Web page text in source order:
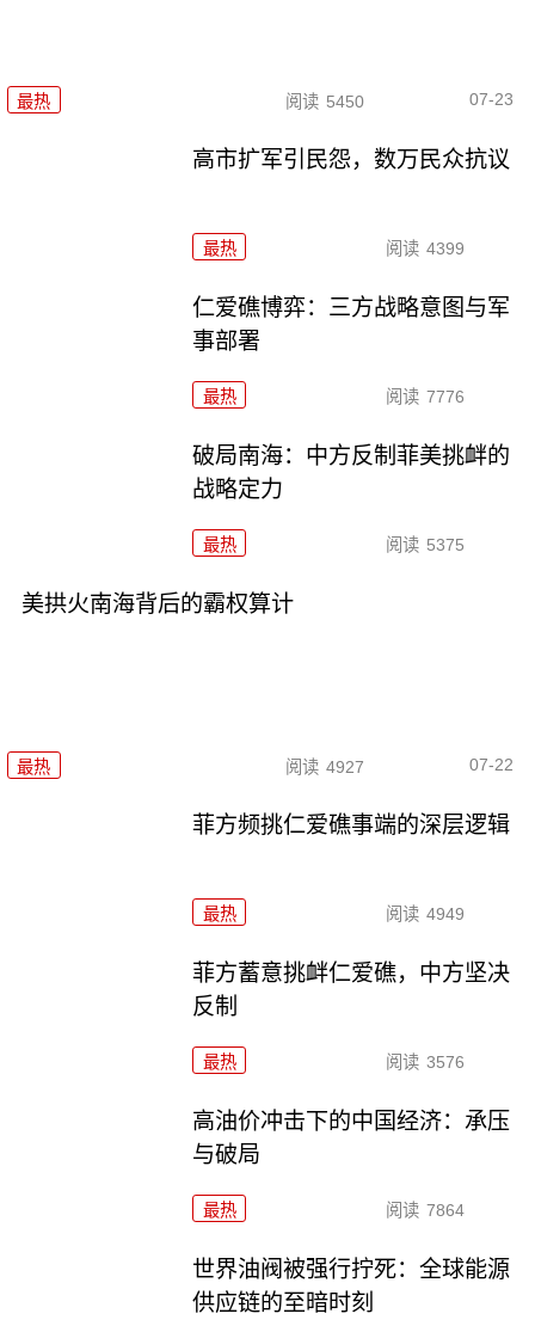
最热 阅读 5450 07-23
高市扩军引民怨，数万民众抗议
最热 阅读 4399
仁爱礁博弈：三方战略意图与军
事部署
最热 阅读 7776
破局南海：中方反制菲美挑衅的
战略定力
最热 阅读 5375
美拱火南海背后的霸权算计
最热 阅读 4927 07-22
菲方频挑仁爱礁事端的深层逻辑
最热 阅读 4949
菲方蓄意挑衅仁爱礁，中方坚决
反制
最热 阅读 3576
高油价冲击下的中国经济：承压
与破局
最热 阅读 7864
世界油阀被强行拧死：全球能源
供应链的至暗时刻